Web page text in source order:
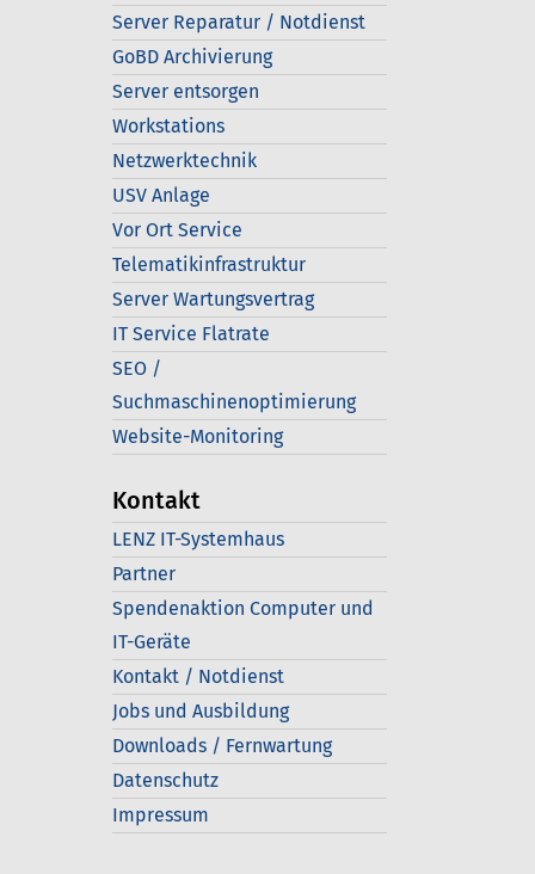
Server Reparatur / Notdienst
GoBD Archivierung
Server entsorgen
Workstations
Netzwerktechnik
USV Anlage
Vor Ort Service
Telematikinfrastruktur
Server Wartungsvertrag
IT Service Flatrate
SEO /
Suchmaschinenoptimierung
Website-Monitoring
Kontakt
LENZ IT-Systemhaus
Partner
Spendenaktion Computer und
IT-Geräte
Kontakt / Notdienst
Jobs und Ausbildung
Downloads / Fernwartung
Datenschutz
Impressum